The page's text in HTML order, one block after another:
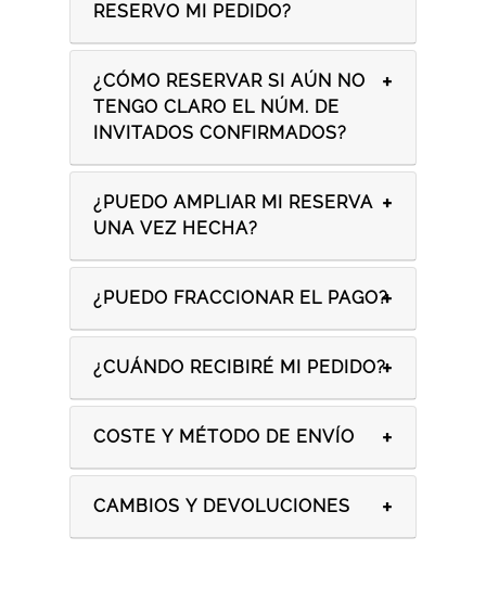
RESERVO MI PEDIDO?
¿CÓMO RESERVAR SI AÚN NO
TENGO CLARO EL NÚM. DE
INVITADOS CONFIRMADOS?
¿PUEDO AMPLIAR MI RESERVA
UNA VEZ HECHA?
¿PUEDO FRACCIONAR EL PAGO?
¿CUÁNDO RECIBIRÉ MI PEDIDO?
COSTE Y MÉTODO DE ENVÍO
CAMBIOS Y DEVOLUCIONES